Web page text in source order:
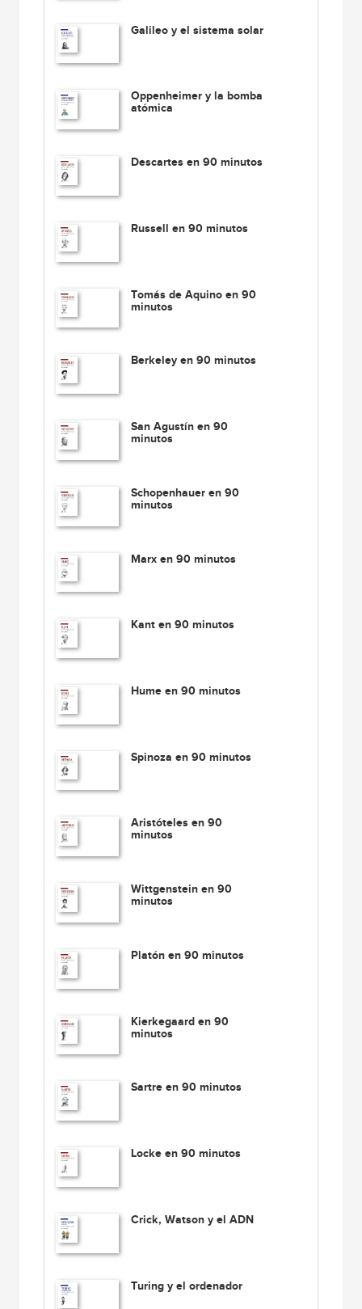
Galileo y el sistema solar
Oppenheimer y la bomba
atómica
Descartes en 90 minutos
Russell en 90 minutos
Tomás de Aquino en 90
minutos
Berkeley en 90 minutos
San Agustín en 90
minutos
Schopenhauer en 90
minutos
Marx en 90 minutos
Kant en 90 minutos
Hume en 90 minutos
Spinoza en 90 minutos
Aristóteles en 90
minutos
Wittgenstein en 90
minutos
Platón en 90 minutos
Kierkegaard en 90
minutos
Sartre en 90 minutos
Locke en 90 minutos
Crick, Watson y el ADN
Turing y el ordenador